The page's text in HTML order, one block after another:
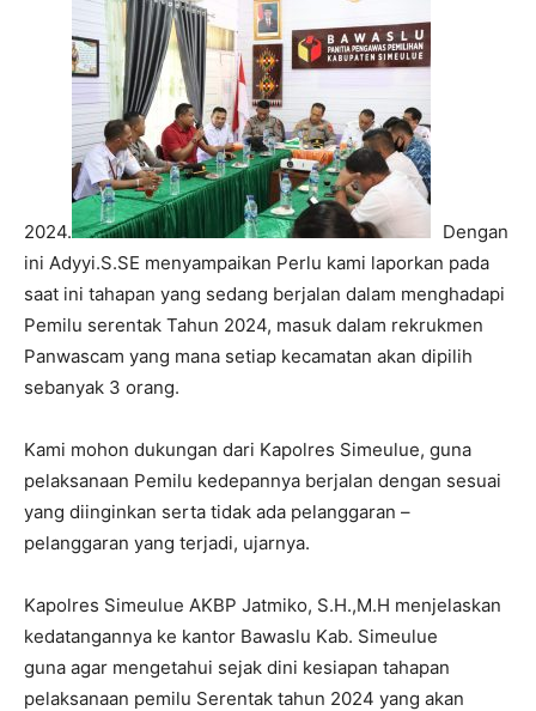
2024.
Dengan
ini Adyyi.S.SE menyampaikan Perlu kami laporkan pada
saat ini tahapan yang sedang berjalan dalam menghadapi
Pemilu serentak Tahun 2024, masuk dalam rekrukmen
Panwascam yang mana setiap kecamatan akan dipilih
sebanyak 3 orang.
Kami mohon dukungan dari Kapolres Simeulue, guna
pelaksanaan Pemilu kedepannya berjalan dengan sesuai
yang diinginkan serta tidak ada pelanggaran –
pelanggaran yang terjadi, ujarnya.
Kapolres Simeulue AKBP Jatmiko, S.H.,M.H menjelaskan
kedatangannya ke kantor Bawaslu Kab. Simeulue
guna agar mengetahui sejak dini kesiapan tahapan
pelaksanaan pemilu Serentak tahun 2024 yang akan